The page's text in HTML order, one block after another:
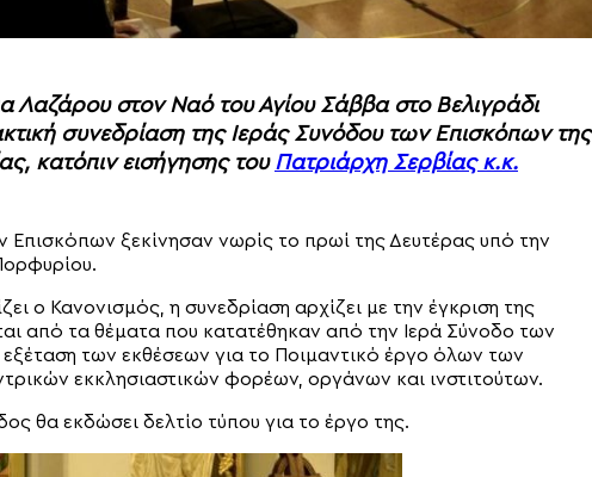
Λαζάρου στον Ναό του Αγίου Σάββα στο Βελιγράδι
συνεδρίαση της Ιεράς Συνόδου των Επισκόπων της
κατόπιν εισήγησης του Πατριάρχη Σερβίας κ.κ.
Επισκόπων ξεκίνησαν νωρίς το πρωί της Δευτέρας υπό την
ο Κανονισμός, η συνεδρίαση αρχίζει με την έγκριση της
από τα θέματα που κατατέθηκαν από την Ιερά Σύνοδο των
εξέταση των εκθέσεων για το Ποιμαντικό έργο όλων των
εκκλησιαστικών φορέων, οργάνων και ινστιτούτων.
θα εκδώσει δελτίο τύπου για το έργο της.
απόφαση